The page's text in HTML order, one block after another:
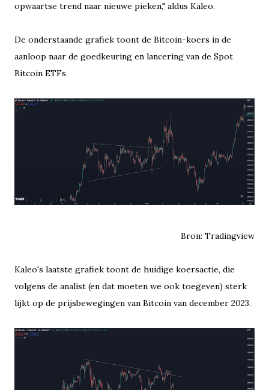
opwaartse trend naar nieuwe pieken," aldus Kaleo.
De onderstaande grafiek toont de Bitcoin-koers in de
aanloop naar de goedkeuring en lancering van de Spot
Bitcoin ETFs.
Bron: Tradingview
Kaleo's laatste grafiek toont de huidige koersactie, die
volgens de analist (en dat moeten we ook toegeven) sterk
lijkt op de prijsbewegingen van Bitcoin van december 2023.